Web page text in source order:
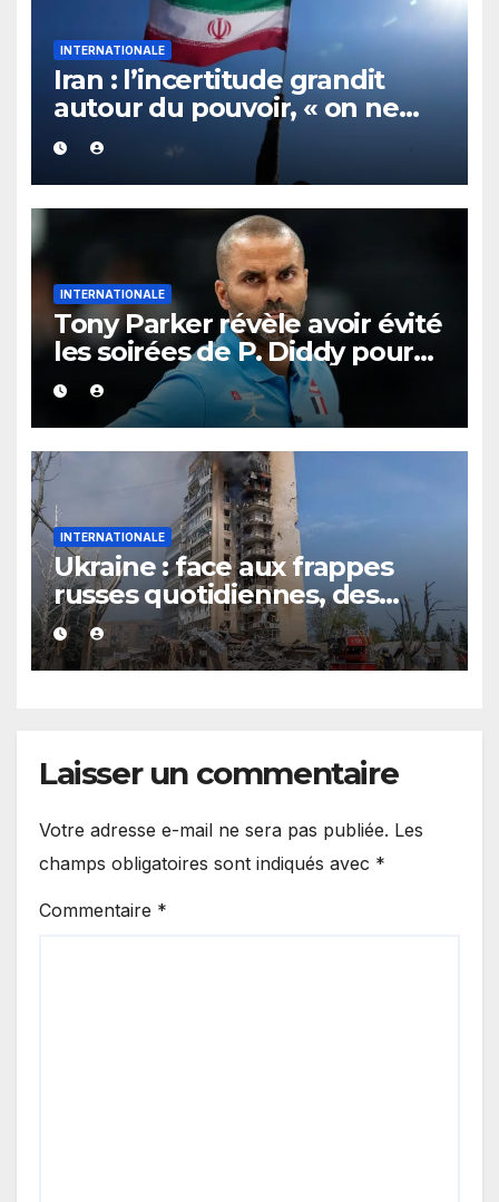
INTERNATIONALE
Iran : l’incertitude grandit
autour du pouvoir, « on ne
sait plus vraiment qui
gouverne »
INTERNATIONALE
Tony Parker révèle avoir évité
les soirées de P. Diddy pour
protéger Eva Longoria
INTERNATIONALE
Ukraine : face aux frappes
russes quotidiennes, des
évacuations ordonnées à
Kramatorsk
Laisser un commentaire
Votre adresse e-mail ne sera pas publiée. Les
champs obligatoires sont indiqués avec *
Commentaire *